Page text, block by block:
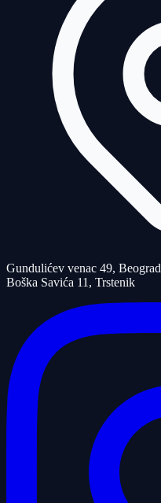
Gundulićev venac 49, Beograd
Boška Savića 11, Trstenik